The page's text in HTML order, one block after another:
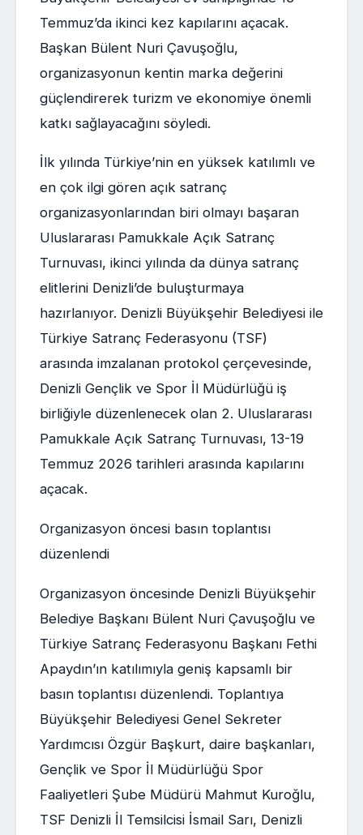
Temmuz’da ikinci kez kapılarını açacak.
Başkan Bülent Nuri Çavuşoğlu,
organizasyonun kentin marka değerini
güçlendirerek turizm ve ekonomiye önemli
katkı sağlayacağını söyledi.
İlk yılında Türkiye’nin en yüksek katılımlı ve
en çok ilgi gören açık satranç
organizasyonlarından biri olmayı başaran
Uluslararası Pamukkale Açık Satranç
Turnuvası, ikinci yılında da dünya satranç
elitlerini Denizli’de buluşturmaya
hazırlanıyor. Denizli Büyükşehir Belediyesi ile
Türkiye Satranç Federasyonu (TSF)
arasında imzalanan protokol çerçevesinde,
Denizli Gençlik ve Spor İl Müdürlüğü iş
birliğiyle düzenlenecek olan 2. Uluslararası
Pamukkale Açık Satranç Turnuvası, 13-19
Temmuz 2026 tarihleri arasında kapılarını
açacak.
Organizasyon öncesi basın toplantısı
düzenlendi
Organizasyon öncesinde Denizli Büyükşehir
Belediye Başkanı Bülent Nuri Çavuşoğlu ve
Türkiye Satranç Federasyonu Başkanı Fethi
Apaydın’ın katılımıyla geniş kapsamlı bir
basın toplantısı düzenlendi. Toplantıya
Büyükşehir Belediyesi Genel Sekreter
Yardımcısı Özgür Başkurt, daire başkanları,
Gençlik ve Spor İl Müdürlüğü Spor
Faaliyetleri Şube Müdürü Mahmut Kuroğlu,
TSF Denizli İl Temsilcisi İsmail Sarı, Denizli